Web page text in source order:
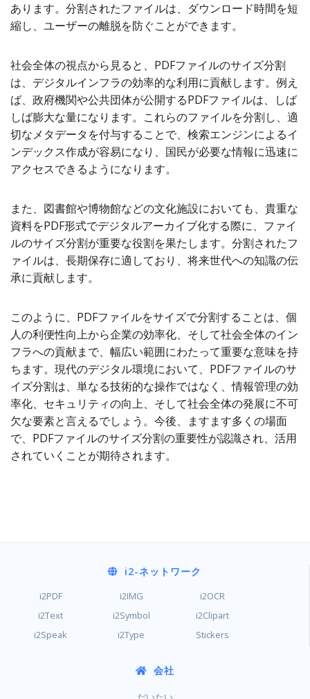
あります。分割されたファイルは、ダウンロード時間を短
縮し、ユーザーの離脱を防ぐことができます。
社会全体の視点から見ると、PDFファイルのサイズ分割
は、デジタルインフラの効率的な利用に貢献します。例え
ば、政府機関や公共団体が公開するPDFファイルは、しば
しば膨大な量になります。これらのファイルを分割し、適
切なメタデータを付与することで、検索エンジンによるイ
ンデックス作成が容易になり、国民が必要な情報に迅速に
アクセスできるようになります。
また、図書館や博物館などの文化施設においても、貴重な
資料をPDF形式でデジタルアーカイブ化する際に、ファイ
ルのサイズ分割が重要な役割を果たします。分割されたフ
ァイルは、長期保存に適しており、将来世代への知識の伝
承に貢献します。
このように、PDFファイルをサイズで分割することは、個
人の利便性向上から企業の効率化、そして社会全体のイン
フラへの貢献まで、幅広い範囲にわたって重要な意味を持
ちます。現代のデジタル環境において、PDFファイルのサ
イズ分割は、単なる技術的な操作ではなく、情報管理の効
率化、セキュリティの向上、そして社会全体の発展に不可
欠な要素と言えるでしょう。今後、ますます多くの場面
で、PDFファイルのサイズ分割の重要性が認識され、活用
されていくことが期待されます。
i2-ネットワーク
i2PDF i2IMG
i2OCR
i2Text
i2Symbol
i2Clipart
i2Speak
i2Type Stickers
会社